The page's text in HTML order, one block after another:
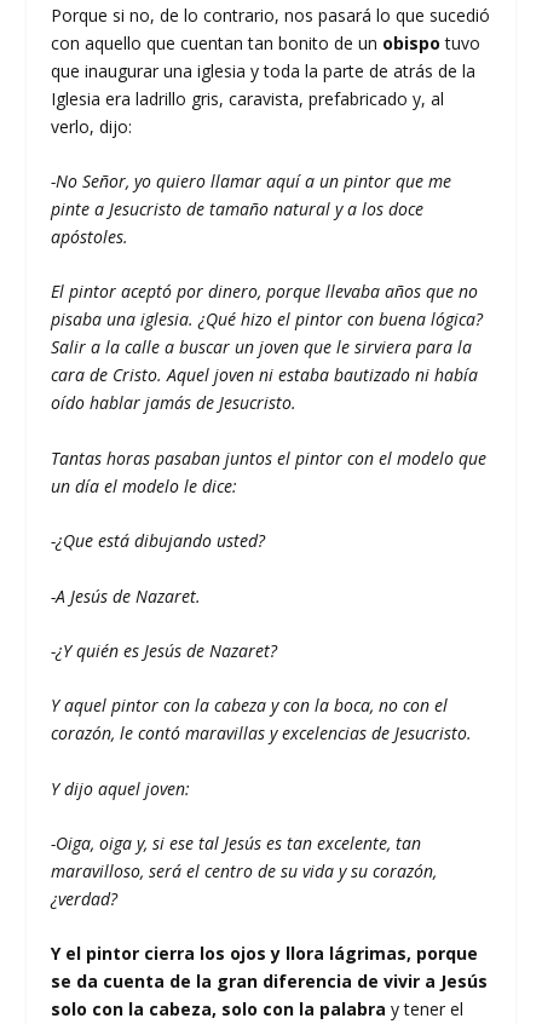
Porque si no, de lo contrario, nos pasará lo que sucedió
con aquello que cuentan tan bonito de un obispo tuvo
que inaugurar una iglesia y toda la parte de atrás de la
Iglesia era ladrillo gris, caravista, prefabricado y, al
verlo, dijo:
-No Señor, yo quiero llamar aquí a un pintor que me
pinte a Jesucristo de tamaño natural y a los doce
apóstoles.
El pintor aceptó por dinero, porque llevaba años que no
pisaba una iglesia. ¿Qué hizo el pintor con buena lógica?
Salir a la calle a buscar un joven que le sirviera para la
cara de Cristo. Aquel joven ni estaba bautizado ni había
oído hablar jamás de Jesucristo.
Tantas horas pasaban juntos el pintor con el modelo que
un día el modelo le dice:
-¿Que está dibujando usted?
-A Jesús de Nazaret.
-¿Y quién es Jesús de Nazaret?
Y aquel pintor con la cabeza y con la boca, no con el
corazón, le contó maravillas y excelencias de Jesucristo.
Y dijo aquel joven:
-Oiga, oiga y, si ese tal Jesús es tan excelente, tan
maravilloso, será el centro de su vida y su corazón,
¿verdad?
Y el pintor cierra los ojos y llora lágrimas, porque
se da cuenta de la gran diferencia de vivir a Jesús
solo con la cabeza, solo con la palabra y tener el